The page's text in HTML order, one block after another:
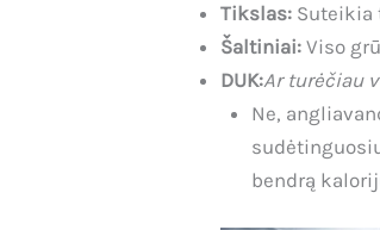
Tikslas: Suteikia
Šaltiniai: Viso
DUK:Ar turėčiau
Ne,
bendrą